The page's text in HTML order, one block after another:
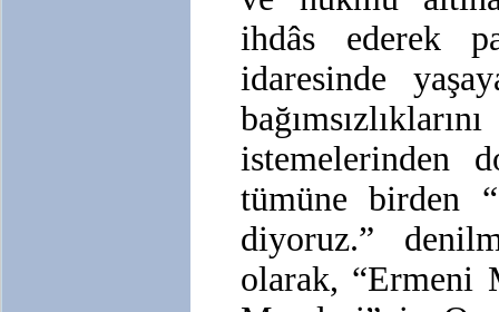
ihdâs ederek
idaresinde
istemelerinden
tümüne birden
diyoruz.”
olarak, “Ermeni